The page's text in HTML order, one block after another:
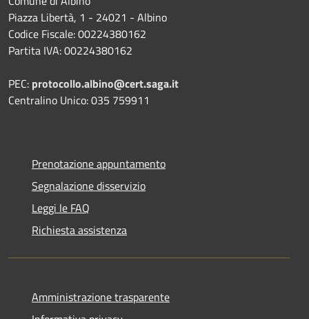
Piazza Libertà, 1 - 24021 - Albino
Codice Fiscale: 00224380162
Partita IVA: 00224380162
PEC: protocollo.albino@cert.saga.it
Centralino Unico: 035 759911
Prenotazione appuntamento
Segnalazione disservizio
Leggi le FAQ
Richiesta assistenza
Amministrazione trasparente